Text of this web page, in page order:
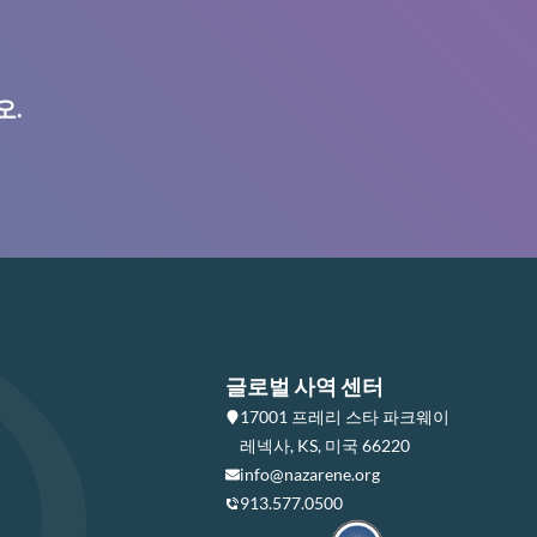
.
글로벌 사역 센터
17001 프레리 스타 파크웨이
레넥사, KS, 미국 66220
info@nazarene.org
913.577.0500